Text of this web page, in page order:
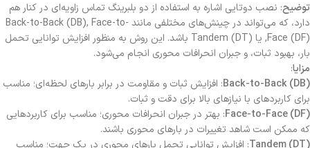
توضیح: نصب دوتایی اشاره به استفاده از دو بلبرینگ تماس زاویه‌ای در کنار هم
دارد، که می‌تواند در چینش‌های مختلفی مانند Back-to-Back (DB), Face-to-
Face (DF), یا Tandem (DT) باشد. این روش به منظور افزایش توانایی تحمل
بار، بهبود ثبات، و جبران انحرافات محوری انجام می‌شود.
مزایا:
Back-to-Back (DB): افزایش ثبات و مقاومت در برابر بارهای لحظه‌ای؛ مناسب
برای کاربردهای با نیازهای بالا برای دقت و ثبات.
Face-to-Face (DF): بهتر در جبران انحرافات محوری؛ مناسب برای کاربردهایی
که ممکن است شاهد تغییرات در بارهای محوری باشند.
Tandem (DT): افزایش توانایی تحمل بارهای محوری در یک جهت؛ مناسب